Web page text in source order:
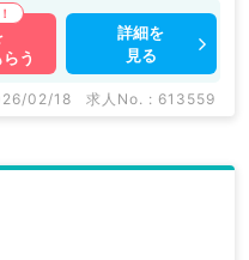
リニックなどの医療機
合せ下さい。
う
詳細を
見る
02/18 求人No. : 613559